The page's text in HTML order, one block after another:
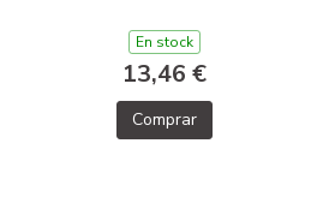
En stock
13,46 €
Comprar